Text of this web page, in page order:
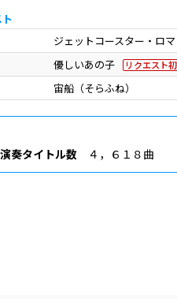
ジェットコースター・ロ
優しいあの子 リクエスト
宙船（そらふね）
演奏タイトル数 ４，６１８曲